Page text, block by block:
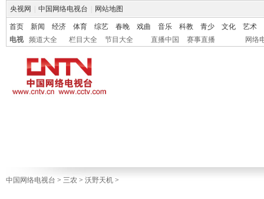
央视网 中国网络电视台 网站地图
首页 新闻 经济 体育 综艺 春晚 戏曲 音乐 科教 青少 文化
艺术
电视
频道大全 栏目大全 节目大全 直播中国 赛事直播 网络
中国网络电视台 > 三农 > 沃野天机 >